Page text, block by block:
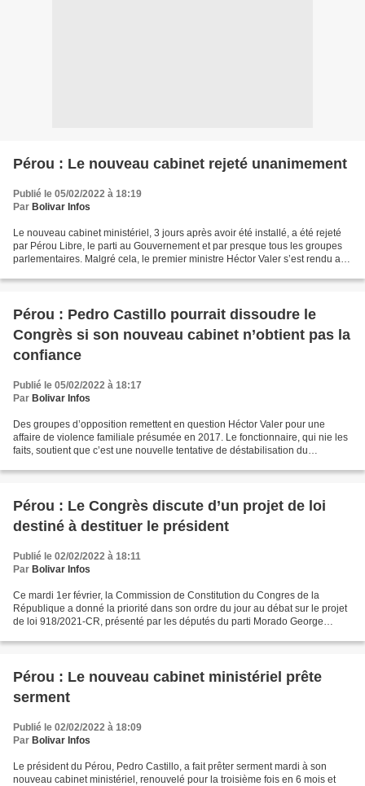
Pérou : Le nouveau cabinet rejeté unanimement
Publié le 05/02/2022 à 18:19
Par Bolivar Infos
Le nouveau cabinet ministériel, 3 jours après avoir été installé, a été rejeté
par Pérou Libre, le parti au Gouvernement et par presque tous les groupes
parlementaires. Malgré cela, le premier ministre Héctor Valer s’est rendu au
Pérou : Pedro Castillo pourrait dissoudre le
Congrès si son nouveau cabinet n’obtient pas la
confiance
Publié le 05/02/2022 à 18:17
Par Bolivar Infos
Des groupes d’opposition remettent en question Héctor Valer pour une
affaire de violence familiale présumée en 2017. Le fonctionnaire, qui nie les
faits, soutient que c’est une nouvelle tentative de déstabilisation du
Pérou : Le Congrès discute d’un projet de loi
destiné à destituer le président
Publié le 02/02/2022 à 18:11
Par Bolivar Infos
Ce mardi 1er février, la Commission de Constitution du Congres de la
République a donné la priorité dans son ordre du jour au débat sur le projet
de loi 918/2021-CR, présenté par les députés du parti Morado George
Pérou : Le nouveau cabinet ministériel prête
serment
Publié le 02/02/2022 à 18:09
Par Bolivar Infos
Le président du Pérou, Pedro Castillo, a fait prêter serment mardi à son
nouveau cabinet ministériel, renouvelé pour la troisième fois en 6 mois et